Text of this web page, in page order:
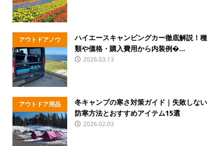
アウトドアノウ
ハウ
ハイエースキャンピングカー徹底解説！種
類や価格・購入費用から内装例�...
2026.03.13
アウトドア用品
冬キャンプの寒さ対策ガイド｜失敗しない
防寒方法とおすすめアイテム15選
2026.02.03